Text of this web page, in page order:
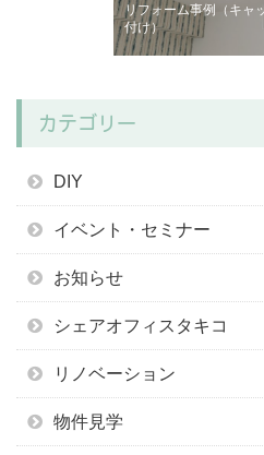
リフォーム事例（キャ
付け）
カテゴリー
DIY
イベント・セミナー
お知らせ
シェアオフィスタキコ
リノベーション
物件見学